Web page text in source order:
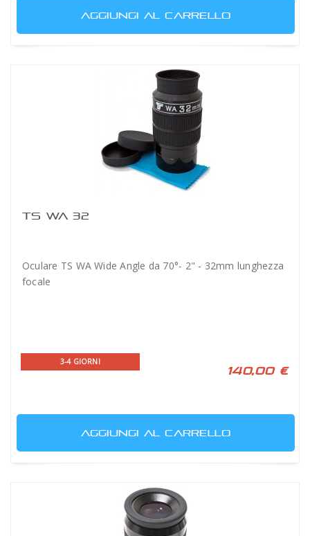
AGGIUNGI AL CARRELLO
TS WA 32
Oculare TS WA Wide Angle da 70°- 2" - 32mm lunghezza
focale
3-4 GIORNI
140,00 €
AGGIUNGI AL CARRELLO